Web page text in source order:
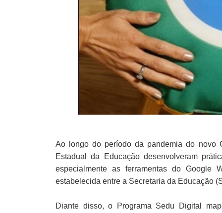
Ao longo do período da pandemia do novo
Estadual da Educação desenvolveram
especialmente as ferramentas do Google
estabelecida entre a Secretaria da Educação
Diante disso, o Programa Sedu Digital